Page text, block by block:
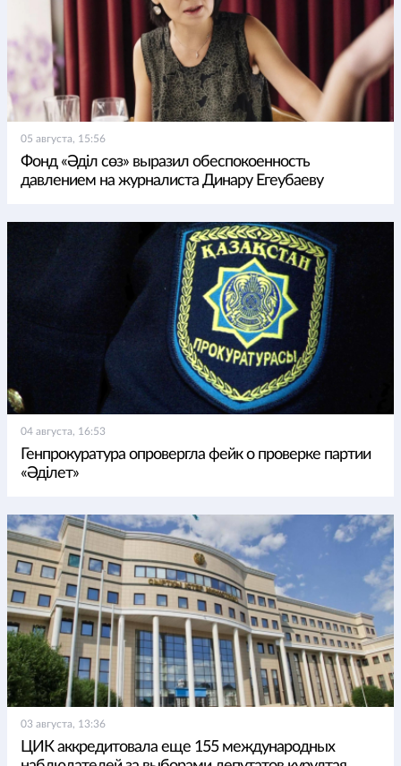
05 августа, 15:56
Фонд «Әділ сөз» выразил обеспокоенность
давлением на журналиста Динару Егеубаеву
04 августа, 16:53
Генпрокуратура опровергла фейк о проверке партии
«Әділет»
03 августа, 13:36
ЦИК аккредитовала еще 155 международных